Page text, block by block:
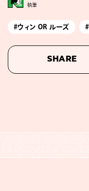
執筆
#ウィン OR ルーズ
SHARE